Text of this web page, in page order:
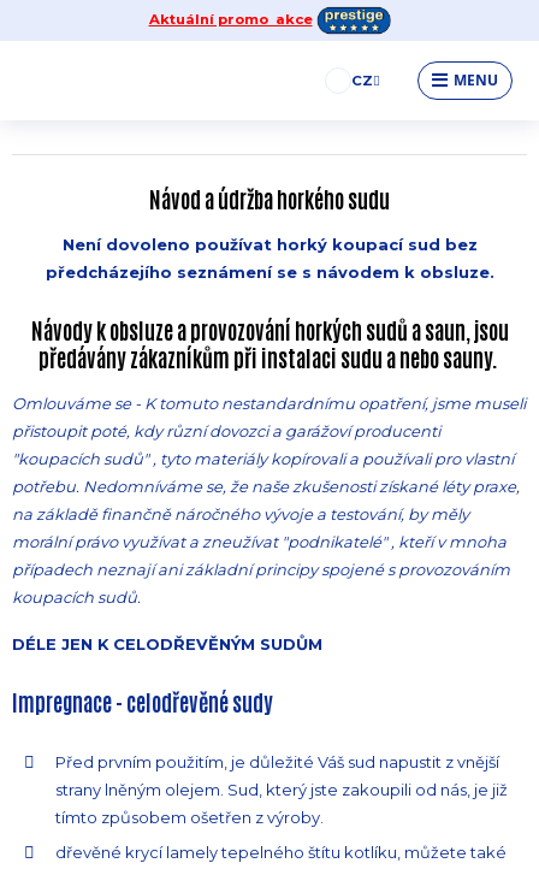
Aktuální promo akce
CZ MENU
Návod a rady k údržbě horkého sudu
Návod a údržba horkého sudu
Není dovoleno používat horký koupací sud bez
předcházejího seznámení se s návodem k obsluze.
Návody k obsluze a provozování horkých sudů a saun, jsou
předávány zákazníkům při instalaci sudu a nebo sauny.
Omlouváme se - K tomuto nestandardnímu opatření, jsme museli
přistoupit poté, kdy různí dovozci a garážoví producenti
"koupacích sudů" , tyto materiály kopírovali a používali pro vlastní
potřebu. Nedomníváme se, že naše zkušenosti získané léty praxe,
na základě finančně náročného vývoje a testování, by měly
morální právo využívat a zneužívat "podnikatelé" , kteří v mnoha
případech neznají ani základní principy spojené s provozováním
koupacích sudů.
DÉLE JEN K CELODŘEVĚNÝM SUDŮM
Impregnace - celodřevěné sudy
Před prvním použitím, je důležité Váš sud napustit z vnější
strany lněným olejem. Sud, který jste zakoupili od nás, je již
tímto způsobem ošetřen z výroby.
dřevěné krycí lamely tepelného štítu kotlíku, můžete také